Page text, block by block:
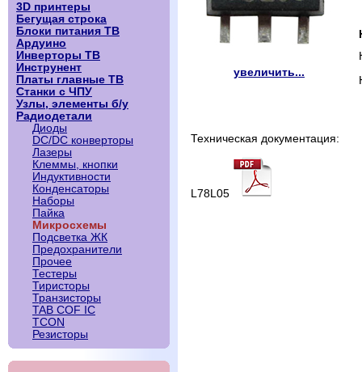
3D принтеры
Бегущая строка
Блоки питания ТВ
Ардуино
Инверторы ТВ
Инструнент
Платы главные ТВ
Станки с ЧПУ
Узлы, элементы б/у
Радиодетали
Диоды
DC/DC конверторы
Лазеры
Клеммы, кнопки
Индуктивности
Конденсаторы
Наборы
Пайка
Микросхемы
Подсветка ЖК
Предохранители
Прочее
Тестеры
Тиристоры
Транзисторы
TAB COF IC
TCON
Резисторы
увеличить...
Техническая документация:
L78L05